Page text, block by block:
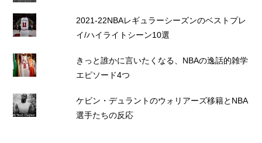
2021-22NBAレギュラーシーズンのベストプレ
イ/ハイライトシーン10選
きっと誰かに言いたくなる、NBAの逸話的雑学
エピソード4つ
ケビン・デュラントのウォリアーズ移籍とNBA
選手たちの反応